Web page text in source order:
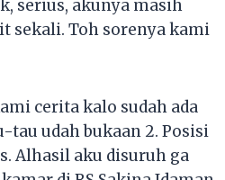
serius, akunya masih
sekali. Toh sorenya kami
cerita kalo sudah ada
udah bukaan 2. Posisi
Alhasil aku disuruh ga